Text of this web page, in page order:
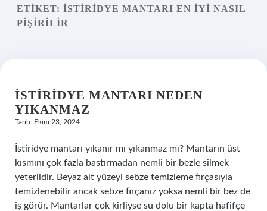
Yasal Uyarı
ETIKET: İSTIRIDYE MANTARI EN IYI NASIL
PIŞIRILIR
İSTIRIDYE MANTARI NEDEN
YIKANMAZ
Tarih: Ekim 23, 2024
İstiridye mantarı yıkanır mı yıkanmaz mı? Mantarın üst
kısmını çok fazla bastırmadan nemli bir bezle silmek
yeterlidir. Beyaz alt yüzeyi sebze temizleme fırçasıyla
temizlenebilir ancak sebze fırçanız yoksa nemli bir bez de
iş görür. Mantarlar çok kirliyse su dolu bir kapta hafifçe